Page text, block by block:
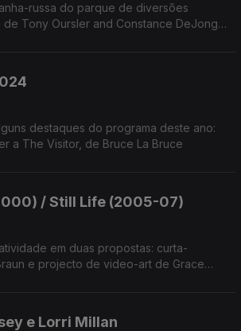
russa do parque de diversões
Tony Oursler and Constance DeJong,
destaques do programa deste ano:
a The Visitor, de Bruce La Bruce
/ Still Life (2005-07)
em duas propostas: curta-
e projecto de video-art de Grace
e Lorri Millan